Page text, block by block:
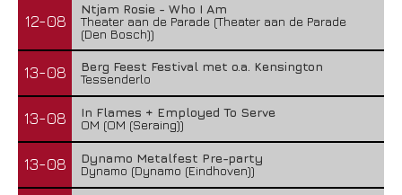
12-08
Ntjam Rosie - Who I Am
Theater aan de Parade (Theater aan de Parade
(Den Bosch))
13-08
Berg Feest Festival met o.a. Kensington
Tessenderlo
13-08
In Flames + Employed To Serve
OM (OM (Seraing))
13-08
Dynamo Metalfest Pre-party
Dynamo (Dynamo (Eindhoven))